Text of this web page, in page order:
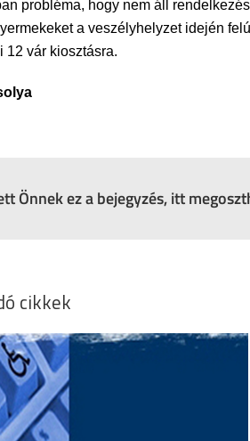
probléma, hogy nem áll
a veszélyhelyzet idején
12 vár kiosztásra.
Önnek ez a bejegyzés, itt
cikkek